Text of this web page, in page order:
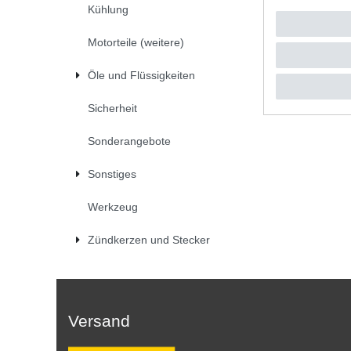
Kühlung
Motorteile (weitere)
Öle und Flüssigkeiten
Sicherheit
Sonderangebote
Sonstiges
Werkzeug
Zündkerzen und Stecker
UVP
*inkl.
Versand